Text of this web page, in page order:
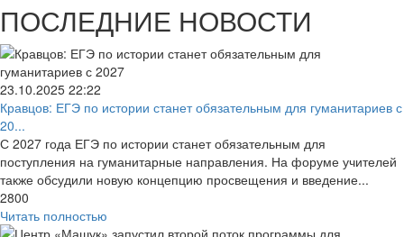
ПОСЛЕДНИЕ НОВОСТИ
23.10.2025 22:22
Кравцов: ЕГЭ по истории станет обязательным для гуманитариев с
20...
С 2027 года ЕГЭ по истории станет обязательным для
поступления на гуманитарные направления. На форуме учителей
также обсудили новую концепцию просвещения и введение...
2800
Читать полностью